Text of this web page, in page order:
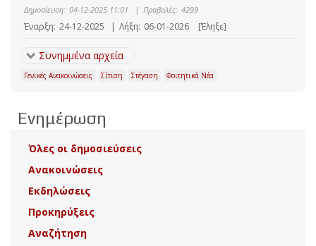
Δημοσίευση: 04-12-2025 11:01 | Προβολές: 4299
Έναρξη: 24-12-2025 | Λήξη: 06-01-2026 [Έληξε]
Συνημμένα αρχεία
Γενικές Ανακοινώσεις Σίτιση Στέγαση Φοιτητικά Νέα
Ενημέρωση
Όλες οι δημοσιεύσεις
Ανακοινώσεις
Εκδηλώσεις
Προκηρύξεις
Αναζήτηση